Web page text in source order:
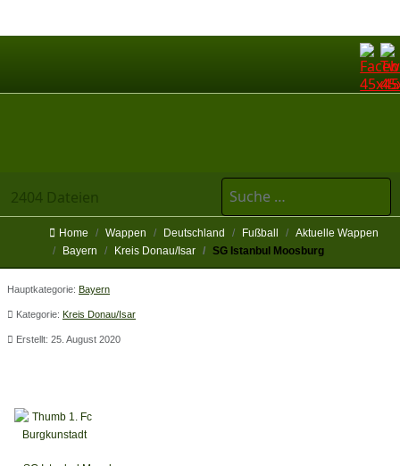
2404 Dateien
Suchen
Home Wappen Deutschland Fußball
Aktuelle Wappen
Bayern
Kreis Donau/Isar SG Istanbul Moosburg
Hauptkategorie: Bayern
Kategorie: Kreis Donau/Isar
Erstellt: 25. August 2020